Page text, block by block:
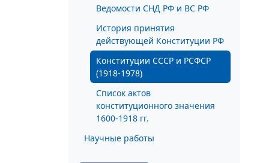
Ведомости СНД РФ и ВС РФ
История принятия
действующей Конституции РФ
Конституции СССР и РСФСР
(1918-1978)
Список актов
конституционного значения
1600-1918 гг.
Научные работы